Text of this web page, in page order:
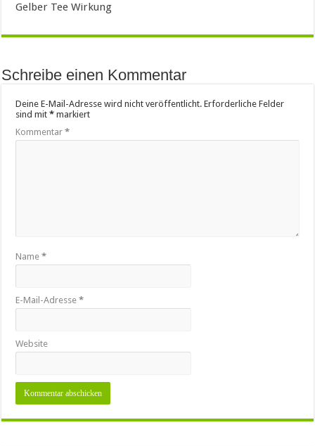
Gelber Tee Wirkung
Schreibe einen Kommentar
Deine E-Mail-Adresse wird nicht veröffentlicht. Erforderliche Felder
sind mit* markiert
Kommentar*
Name*
E-Mail-Adresse*
Website